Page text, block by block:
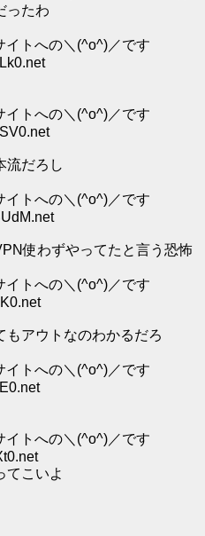
ったわ
イトへの＼(^o^)／です
イトへの＼(^o^)／です
流だろし
イトへの＼(^o^)／です
使わずやってたと言う恐怖
イトへの＼(^o^)／です
もアウトなのわかるだろ
イトへの＼(^o^)／です
イトへの＼(^o^)／です
てこいよ